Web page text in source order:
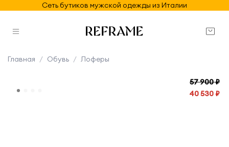
Сеть бутиков мужской одежды из Италии
Главная Обувь Лоферы
57 900 ₽
40 530 ₽